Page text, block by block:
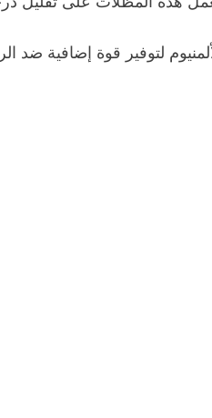
لتوفير قوة إضافية ضد